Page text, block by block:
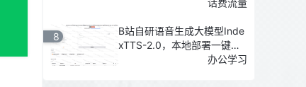
话费流量
8
B站自研语音生成大模型Inde
xTTS-2.0，本地部署一键启
办公学习